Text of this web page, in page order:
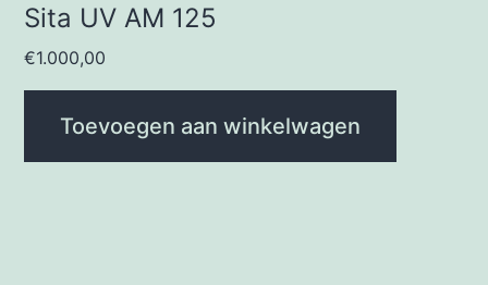
Sita UV AM 125
€1.000,00
Toevoegen aan winkelwagen